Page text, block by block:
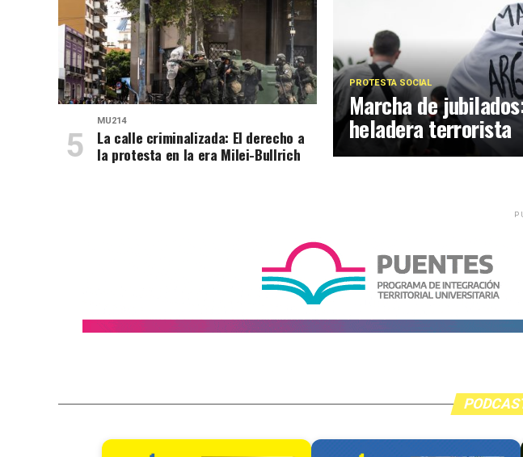
PROTESTA SOCIAL
Marcha de
heladera terrorista
MU214
La calle criminalizada: El derecho a
la protesta en la era Milei-Bullrich